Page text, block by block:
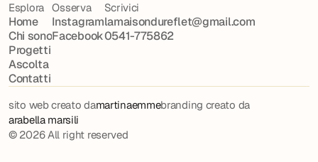
Esplora
Home
Chi sono
Progetti
Ascolta
Contatti
Osserva
Instagram
Facebook
Scrivici
lamaisondureflet@gmail.com
0541-775862
© 2026 All right reserved
sito web creato damartinaemmebranding creato da
arabella marsili